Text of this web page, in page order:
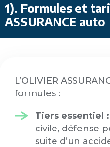
1). Formules et
ASSURANCE auto
L’OLIVIER
formules :
Tiers essentiel :
civile, défense
suite d’un